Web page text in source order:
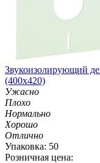
Звукоизолирующий
(400х420)
Ужасно
Плохо
Нормально
Хорошо
Отлично
Упаковка: 50
Розничная цена: